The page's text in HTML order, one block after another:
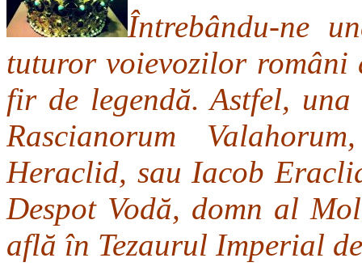
Întrebându-ne
tuturor voievozilor
fir de legendă. Astfel, una
Rascianorum
Heraclid, sau Iacob
Despot Vodă, domn al
află în Tezaurul Imperial